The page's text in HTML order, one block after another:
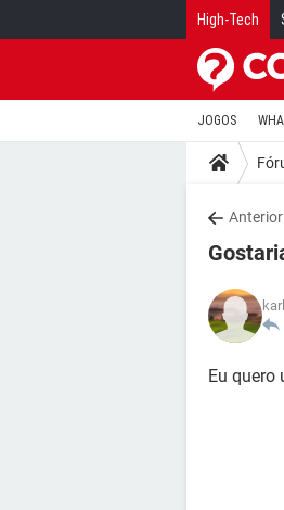
High-Tech
JOGOS
Anterior
Eu